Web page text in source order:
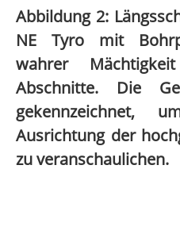
Abbildung 2:
NE Tyro mit
wahrer
Abschnitte. Die
gekennzeichnet,
Ausrichtung der
zu veranschaulichen.